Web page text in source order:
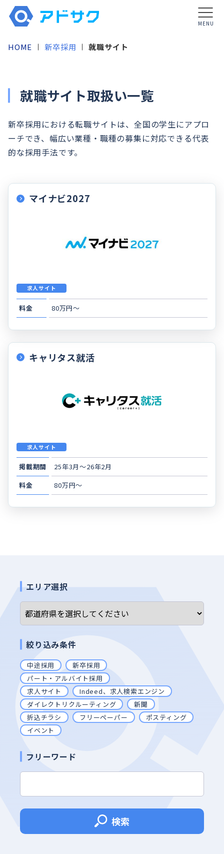
MENU
HOME 新卒採用 就職サイト
就職サイト取扱い一覧
新卒採用における転職サイトは、全国の学生にアプロ
ーチでき、幅広い業種・職種の募集に対応できる代表
的な採用手法です。
マイナビ2027
求人サイト
料金 80万円～
キャリタス就活
求人サイト
掲載期間
25年3月〜26年2月
料金
80万円～
エリア選択
絞り込み条件
中途採用
新卒採用
パート・アルバイト採用
求人サイト
Indeed、求人検索エンジン
ダイレクトリクルーティング
新聞
折込チラシ
フリーペーパー
ポスティング
イベント
フリーワード
検索